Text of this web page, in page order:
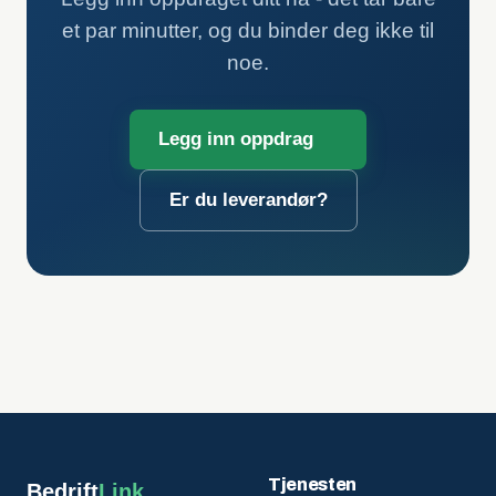
et par minutter, og du binder deg ikke til
noe.
Legg inn oppdrag
Er du leverandør?
Tjenesten